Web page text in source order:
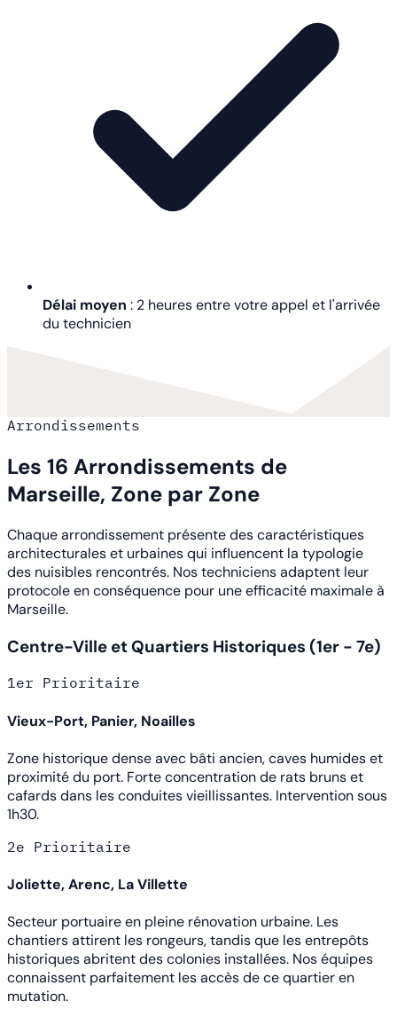
Délai moyen : 2 heures entre votre appel et l'arrivée
du technicien
Arrondissements
Les 16 Arrondissements de
Marseille, Zone par Zone
Chaque arrondissement présente des caractéristiques
architecturales et urbaines qui influencent la typologie
des nuisibles rencontrés. Nos techniciens adaptent leur
protocole en conséquence pour une efficacité maximale à
Marseille.
Centre-Ville et Quartiers Historiques (1er - 7e)
1er Prioritaire
Vieux-Port, Panier, Noailles
Zone historique dense avec bâti ancien, caves humides et
proximité du port. Forte concentration de rats bruns et
cafards dans les conduites vieillissantes. Intervention sous
1h30.
2e Prioritaire
Joliette, Arenc, La Villette
Secteur portuaire en pleine rénovation urbaine. Les
chantiers attirent les rongeurs, tandis que les entrepôts
historiques abritent des colonies installées. Nos équipes
connaissent parfaitement les accès de ce quartier en
mutation.